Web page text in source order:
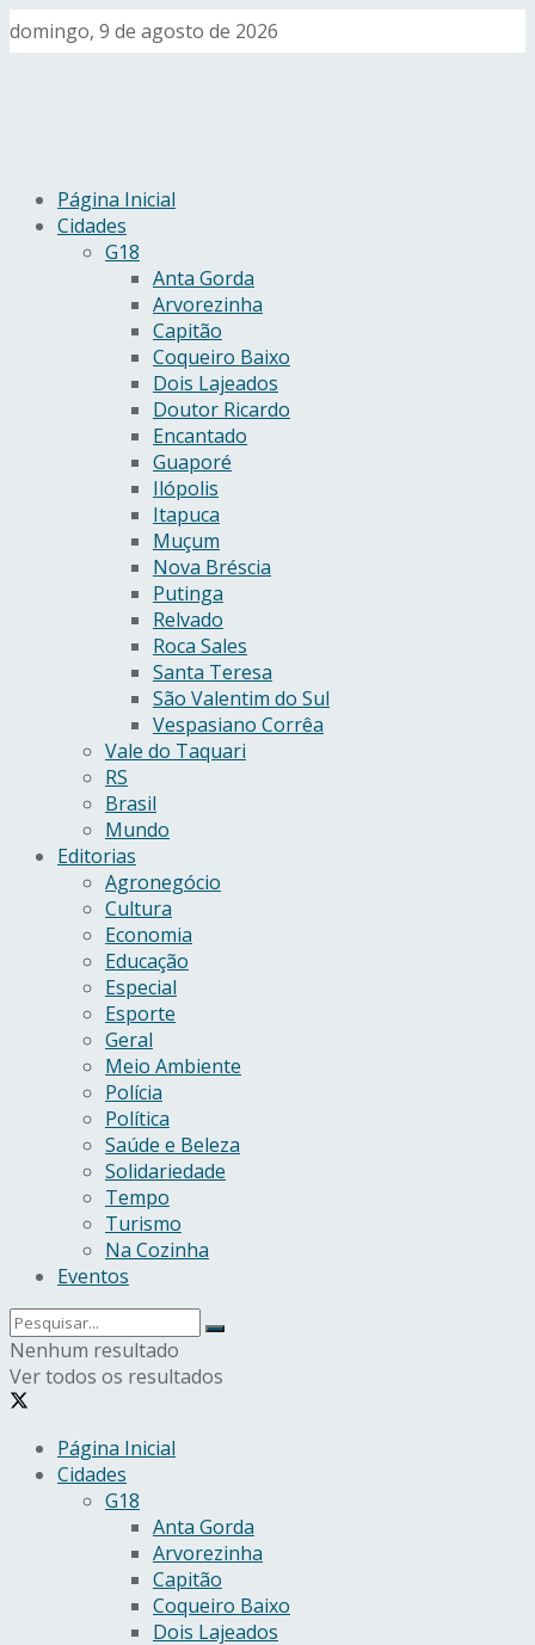
domingo, 9 de agosto de 2026
Página Inicial
Cidades
G18
Anta Gorda
Arvorezinha
Capitão
Coqueiro Baixo
Dois Lajeados
Doutor Ricardo
Encantado
Guaporé
Ilópolis
Itapuca
Muçum
Nova Bréscia
Putinga
Relvado
Roca Sales
Santa Teresa
São Valentim do Sul
Vespasiano Corrêa
Vale do Taquari
RS
Brasil
Mundo
Editorias
Agronegócio
Cultura
Economia
Educação
Especial
Esporte
Geral
Meio Ambiente
Polícia
Política
Saúde e Beleza
Solidariedade
Tempo
Turismo
Na Cozinha
Eventos
Nenhum resultado
Ver todos os resultados
Página Inicial
Cidades
G18
Anta Gorda
Arvorezinha
Capitão
Coqueiro Baixo
Dois Lajeados